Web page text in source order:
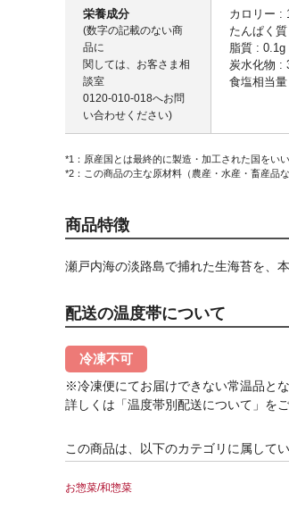
栄養成分
(数字の記載のない商
品に
関しては、お客さま相
談室
0120-010-018へお問
い合わせください)
カロリー :
たんぱく
脂質 : 0.1g
炭水化物 :
食塩相当
*1：原産国とは最終的に製造・加工された国をいい
*2：この商品の主な原材料（農産・水産・畜産品
商品特徴
瀬戸内海の淡路島で捕れた生海苔を、
配送の温度帯について
冷凍不可
※冷凍便にてお届けできない常温品と
詳しくは「温度帯別配送について」をご
この商品は、以下のカテゴリに属して
お惣菜/和惣菜